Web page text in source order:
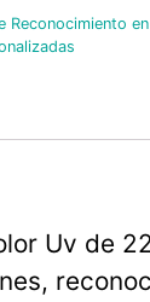
Reconocimiento
Uv de